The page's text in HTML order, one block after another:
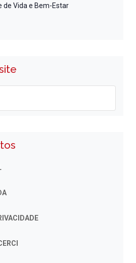
de Vida e Bem-Estar